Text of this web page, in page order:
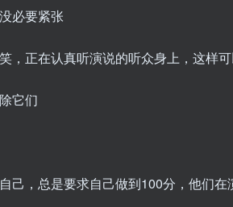
必要紧张
，正在认真听演说的听众身上，这样
它们
己，总是要求自己做到100分，他们在